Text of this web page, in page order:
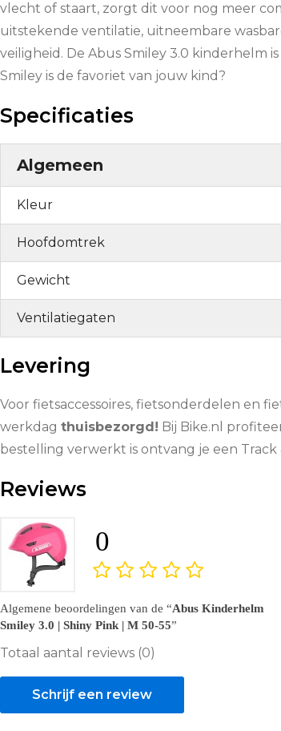
vlecht of staart, zorgt dit voor nog meer
uitstekende ventilatie, uitneembare
veiligheid. De Abus Smiley 3.0 kinderhelm
Smiley is de favoriet van jouw kind?
Specificaties
Algemeen
Kleur
Hoofdomtrek
Gewicht
Ventilatiegaten
Levering
Voor fietsaccessoires, fietsonderdelen en
werkdag thuisbezorgd! Bij Bike.nl
bestelling verwerkt is ontvang je een
Reviews
0
Algemene beoordelingen van de
Abus Kinderhelm
Smiley 3.0 | Shiny Pink | M 50-55
Totaal aantal reviews (0)
Schrijf een review